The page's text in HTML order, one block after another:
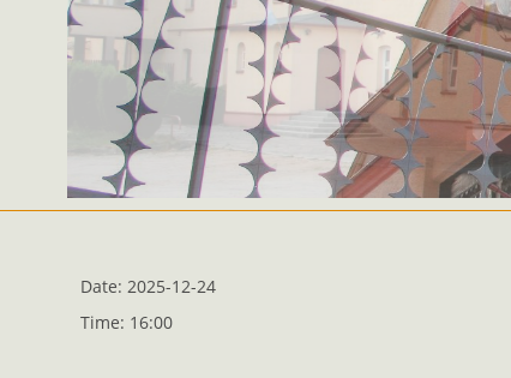
Date:2025-12-24
Time: 16:00